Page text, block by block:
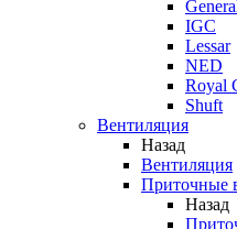
IGC
Lessar
NED
Royal
Shuft
Вентиляция
Назад
Вентиляция
Приточные
Назад